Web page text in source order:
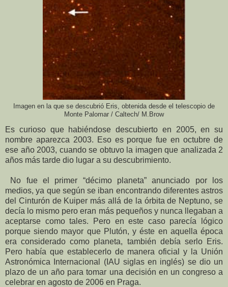
Imagen en la que se descubrió Eris, obtenida desde el telescopio de
Monte Palomar / Caltech/ M.Brow
Es curioso que habiéndose descubierto en 2005, en su
nombre aparezca 2003. Eso es porque fue en octubre de
ese año 2003, cuando se obtuvo la imagen que analizada 2
años más tarde dio lugar a su descubrimiento.
No fue el primer “décimo planeta” anunciado por los
medios, ya que según se iban encontrando diferentes astros
del Cinturón de Kuiper más allá de la órbita de Neptuno, se
decía lo mismo pero eran más pequeños y nunca llegaban a
aceptarse como tales. Pero en este caso parecía lógico
porque siendo mayor que Plutón, y éste en aquella época
era considerado como planeta, también debía serlo Eris.
Pero había que establecerlo de manera oficial y la Unión
Astronómica Internacional (IAU siglas en inglés) se dio un
plazo de un año para tomar una decisión en un congreso a
celebrar en agosto de 2006 en Praga.